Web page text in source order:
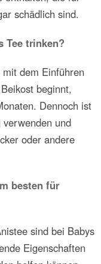
schädlich sind.
Tee trinken?
dem Einführen
beginnt,
Dennoch ist
und
oder andere
besten für
sind bei Babys
Eigenschaften